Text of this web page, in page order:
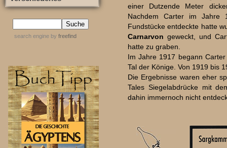
search engine by freefind
einer Dutzende Meter
Nachdem Carter im Jahre
Fundstücke entdeckte hatte
Carnarvon geweckt, und
hatte zu graben.
Im Jahre 1917 begann
Tal der Könige. Von 1919 bis
Die Ergebnisse waren eher
Tales Siegelabdrücke mit
dahin immernoch nicht